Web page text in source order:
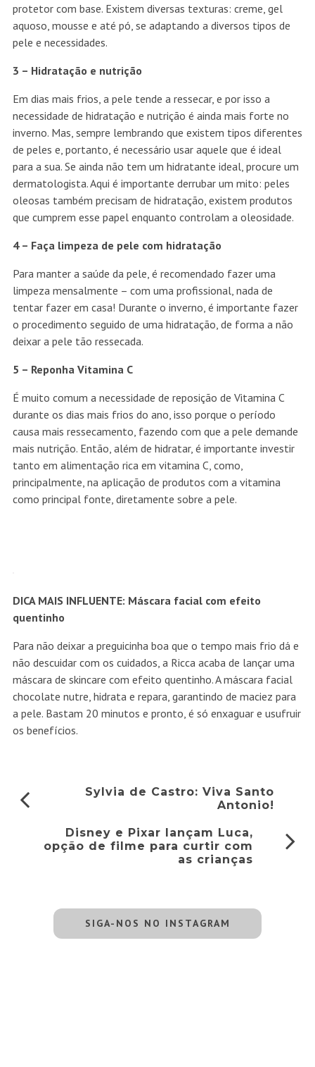
protetor com base. Existem diversas texturas: creme, gel
aquoso, mousse e até pó, se adaptando a diversos tipos de
pele e necessidades.
3 – Hidratação e nutrição
Em dias mais frios, a pele tende a ressecar, e por isso a
necessidade de hidratação e nutrição é ainda mais forte no
inverno. Mas, sempre lembrando que existem tipos diferentes
de peles e, portanto, é necessário usar aquele que é ideal
para a sua. Se ainda não tem um hidratante ideal, procure um
dermatologista. Aqui é importante derrubar um mito: peles
oleosas também precisam de hidratação, existem produtos
que cumprem esse papel enquanto controlam a oleosidade.
4 – Faça limpeza de pele com hidratação
Para manter a saúde da pele, é recomendado fazer uma
limpeza mensalmente – com uma profissional, nada de
tentar fazer em casa! Durante o inverno, é importante fazer
o procedimento seguido de uma hidratação, de forma a não
deixar a pele tão ressecada.
5 – Reponha Vitamina C
É muito comum a necessidade de reposição de Vitamina C
durante os dias mais frios do ano, isso porque o período
causa mais ressecamento, fazendo com que a pele demande
mais nutrição. Então, além de hidratar, é importante investir
tanto em alimentação rica em vitamina C, como,
principalmente, na aplicação de produtos com a vitamina
como principal fonte, diretamente sobre a pele.
DICA MAIS INFLUENTE: Máscara facial com efeito
quentinho
Para não deixar a preguicinha boa que o tempo mais frio dá e
não descuidar com os cuidados, a Ricca acaba de lançar uma
máscara de skincare com efeito quentinho. A máscara facial
chocolate nutre, hidrata e repara, garantindo de maciez para
a pele. Bastam 20 minutos e pronto, é só enxaguar e usufruir
os benefícios.
Sylvia de Castro: Viva Santo
Antonio!
Disney e Pixar lançam Luca,
opção de filme para curtir com
as crianças
SIGA-NOS NO INSTAGRAM